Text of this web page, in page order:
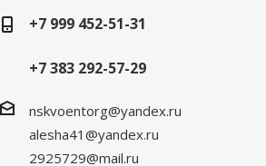
+7 999 452-51-31
+7 383 292-57-29
nskvoentorg@yandex.ru
alesha41@yandex.ru
2925729@mail.ru